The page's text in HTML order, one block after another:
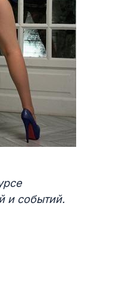
и событий.